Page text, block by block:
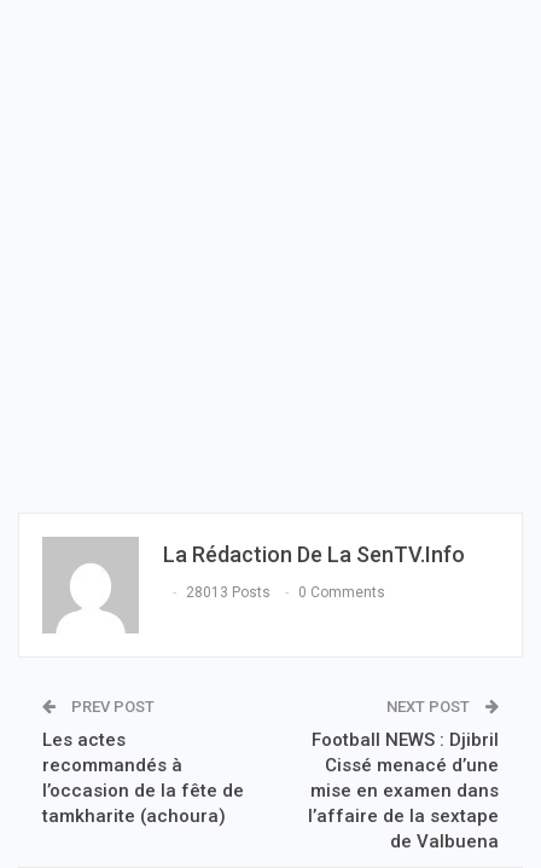
La Rédaction De La SenTV.info
28013 Posts 0 Comments
PREV POST
Les actes
recommandés à
l’occasion de la fête de
tamkharite (achoura)
NEXT POST
Football NEWS : Djibril
Cissé menacé d’une
mise en examen dans
l’affaire de la sextape
de Valbuena